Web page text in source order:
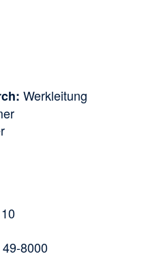
Werkleitung
8000